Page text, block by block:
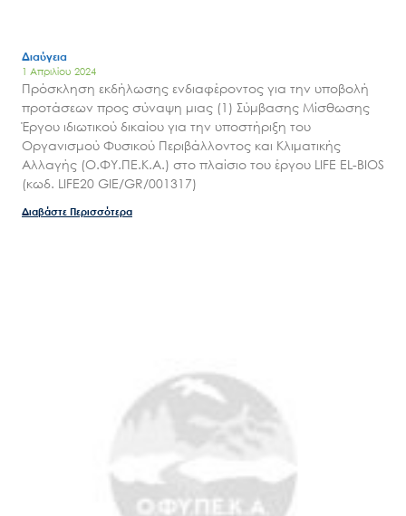
Νέα – Δημοσιότητα
Άξονες δράσης
Μ.Δ.Π.Π.
Διαύγεια
1 Απριλίου 2024
Πρόσκληση εκδήλωσης ενδιαφέροντος για την υποβολή
προτάσεων προς σύναψη μιας (1) Σύμβασης Μίσθωσης
Έργου ιδιωτικού δικαίου για την υποστήριξη του
Οργανισμού Φυσικού Περιβάλλοντος και Κλιματικής
Αλλαγής (Ο.ΦΥ.ΠΕ.Κ.Α.) στο πλαίσιο του έργου LIFE EL-BIOS
(κωδ. LIFE20 GIE/GR/001317)
Διαβάστε Περισσότερα